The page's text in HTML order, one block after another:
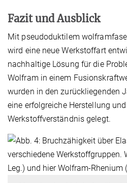
Fazit und Ausblick
Mit pseudoduktilem
wird eine neue Werkstoffart
nachhaltige Lösung für die
Wolfram in einem
wurden in den zurückliegenden
eine erfolgreiche Herstellung
Werkstoffverständnis gelegt.